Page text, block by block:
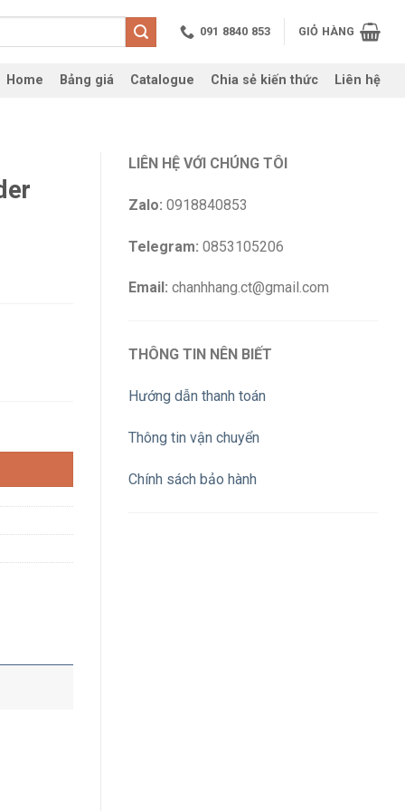
091 8840 853 GIỎ HÀNG
Home Bảng giá Catalogue Chia sẻ kiến thức Liên hệ
LIÊN HỆ VỚI CHÚNG TÔI
Zalo: 0918840853
Telegram: 0853105206
Email: chanhhang.ct@gmail.com
THÔNG TIN NÊN BIẾT
Hướng dẫn thanh toán
Thông tin vận chuyển
Chính sách bảo hành